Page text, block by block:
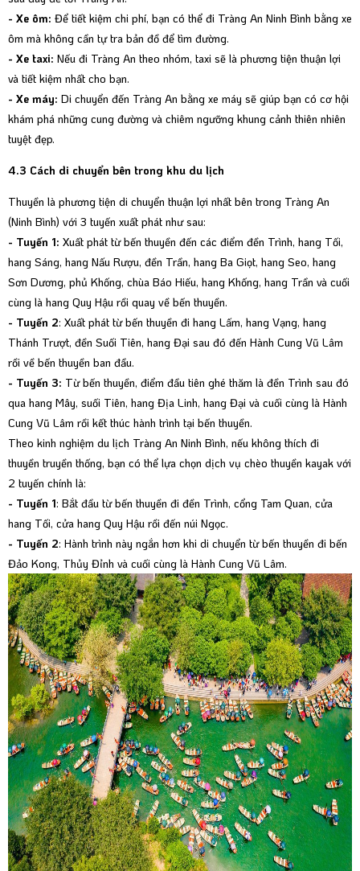
- Xe ôm: Để tiết kiệm chi phí, bạn có thể đi Tràng An Ninh Bình bằng xe
ôm mà không cần tự tra bản đồ để tìm đường.
- Xe taxi: Nếu đi Tràng An theo nhóm, taxi sẽ là phương tiện thuận lợi
và tiết kiệm nhất cho bạn.
- Xe máy: Di chuyển đến Tràng An bằng xe máy sẽ giúp bạn có cơ hội
khám phá những cung đường và chiêm ngưỡng khung cảnh thiên nhiên
tuyệt đẹp.
4.3 Cách di chuyển bên trong khu du lịch
Thuyền là phương tiện di chuyển thuận lợi nhất bên trong Tràng An
(Ninh Bình) với 3 tuyến xuất phát như sau:
- Tuyến 1: Xuất phát từ bến thuyền đến các điểm đền Trình, hang Tối,
hang Sáng, hang Nấu Rượu, đền Trần, hang Ba Giọt, hang Seo, hang
Sơn Dương, phủ Khống, chùa Báo Hiếu, hang Khống, hang Trần và cuối
cùng là hang Quy Hậu rồi quay về bến thuyền.
- Tuyến 2: Xuất phát từ bến thuyền đi hang Lấm, hang Vạng, hang
Thánh Trượt, đền Suối Tiên, hang Đại sau đó đến Hành Cung Vũ Lâm
rồi về bến thuyền ban đầu.
- Tuyến 3: Từ bến thuyền, điểm đầu tiên ghé thăm là đền Trình sau đó
qua hang Mây, suối Tiên, hang Địa Linh, hang Đại và cuối cùng là Hành
Cung Vũ Lâm rồi kết thúc hành trình tại bến thuyền.
Theo kinh nghiệm du lịch Tràng An Ninh Bình, nếu không thích đi
thuyền truyền thống, bạn có thể lựa chọn dịch vụ chèo thuyền kayak với
2 tuyến chính là:
- Tuyến 1: Bắt đầu từ bến thuyền đi đền Trình, cổng Tam Quan, cửa
hang Tối, cửa hang Quy Hậu rồi đến núi Ngọc.
- Tuyến 2: Hành trình này ngắn hơn khi di chuyển từ bến thuyền đi bến
Đảo Kong, Thủy Đỉnh và cuối cùng là Hành Cung Vũ Lâm.